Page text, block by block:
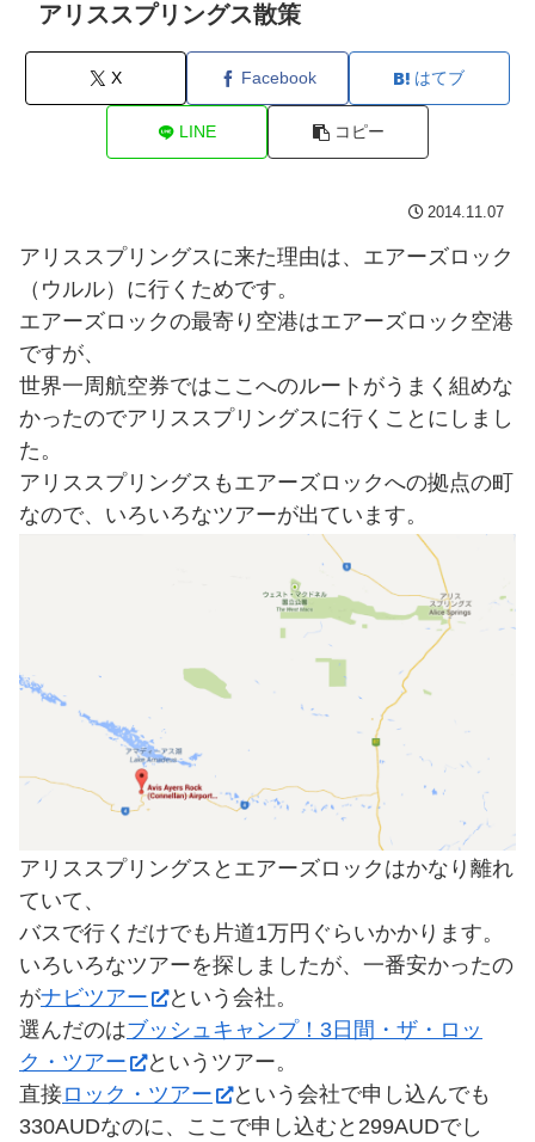
アリススプリングス散策
X Facebook はてブ
LINE コピー
2014.11.07
アリススプリングスに来た理由は、エアーズロック
（ウルル）に行くためです。
エアーズロックの最寄り空港はエアーズロック空港
ですが、
世界一周航空券ではここへのルートがうまく組めな
かったのでアリススプリングスに行くことにしまし
た。
アリススプリングスもエアーズロックへの拠点の町
なので、いろいろなツアーが出ています。
アリススプリングスとエアーズロックはかなり離れ
ていて、
バスで行くだけでも片道1万円ぐらいかかります。
いろいろなツアーを探しましたが、一番安かったの
がナビツアー
という会社。
選んだのはブッシュキャンプ！3日間・ザ・ロッ
ク・ツアー
というツアー。
直接ロック・ツアー
という会社で申し込んでも
330AUDなのに、ここで申し込むと299AUDでし